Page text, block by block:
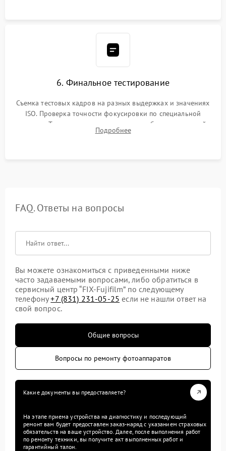
6. Финальное тестирование
Съемка тестовых кадров на разных выдержках и значениях
ISO. Проверка точности фокусировки по специальной
мишени. Тест записи на карту памяти, работы встроенной
вспышки, микрофона и всех кнопок управления.
Подробнее
FAQ. Ответы на вопросы
Вы можете ознакомиться с приведенными ниже
часто задаваемыми вопросами, либо обратиться в
сервисный центр “FIX-Fujifilm” по следующему
телефону+7 (831) 231-05-25 если не нашли ответ на
свой вопрос.
Общие вопросы
Вопросы по ремонту фотоаппаратов
Какие документы вы предоставляете?
На этапе приема устройства на диагностику и последующий
ремонт вам будет предоставлен заказ-наряд с указанием страховых
обязательств на ваше устройство. Далее, после выполнения работ
по ремонту техники, вы получите акт выполненных работ и
гарантийный талон.